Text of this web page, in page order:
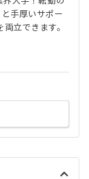
手厚いサポー
立できます。